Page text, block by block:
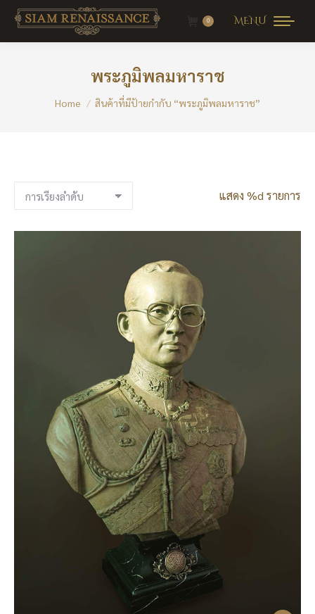
MENU
0
พระภูมิพลมหาราช
You are here:
Home สินค้าที่มีป้ายกำกับ “พระภูมิพลมหาราช”
แสดง %d รายการ